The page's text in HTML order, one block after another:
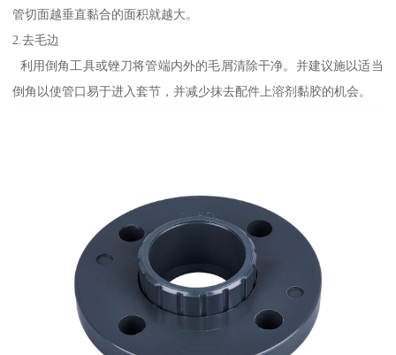
管切面越垂直黏合的面积就越大。
2.去毛边
利用倒角工具或锉刀将管端内外的毛屑清除干净。并建议施以适当
倒角以使管口易于进入套节，并减少抹去配件上溶剂黏胶的机会。